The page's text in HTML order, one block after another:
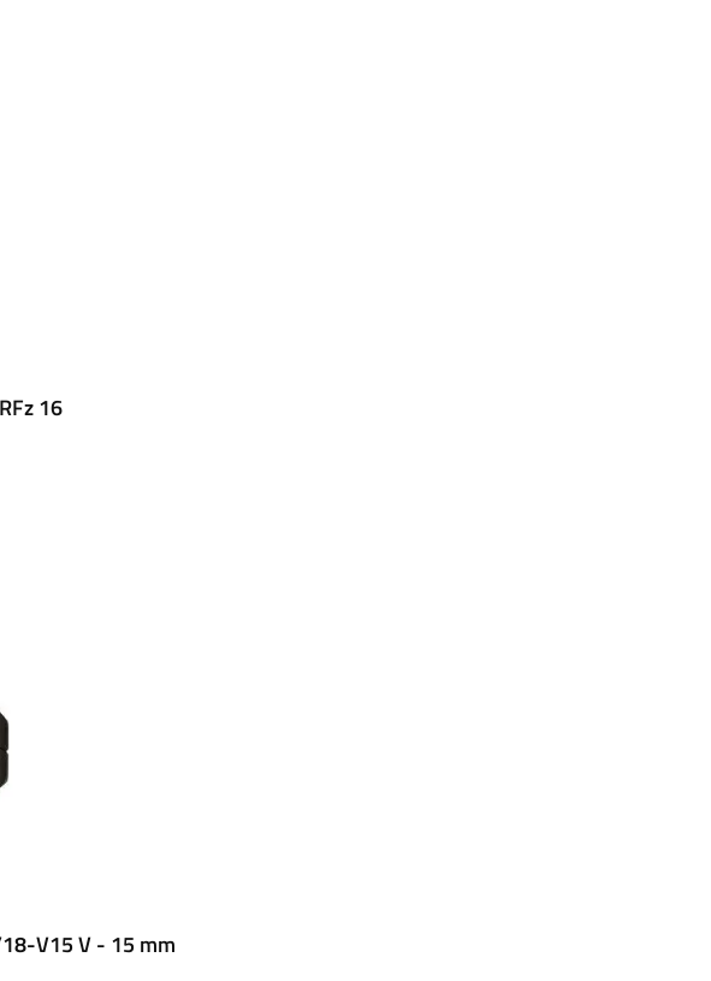
16
V15 V - 15 mm